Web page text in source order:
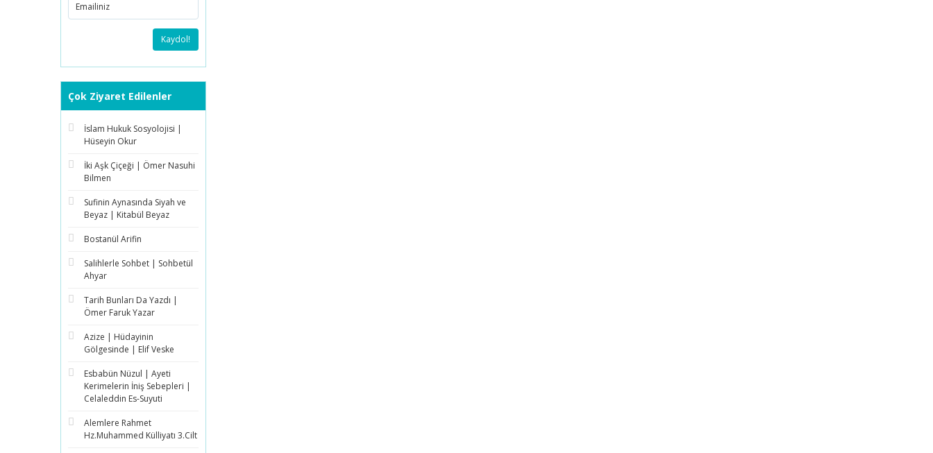
Kaydol!
Çok Ziyaret Edilenler
İslam Hukuk Sosyolojisi |
Hüseyin Okur
İki Aşk Çiçeği | Ömer Nasuhi
Bilmen
Sufinin Aynasında Siyah ve
Beyaz | Kitabül Beyaz
Bostanül Arifin
Salihlerle Sohbet | Sohbetül
Ahyar
Tarih Bunları Da Yazdı |
Ömer Faruk Yazar
Azize | Hüdayinin
Gölgesinde | Elif Veske
Esbabün Nüzul | Ayeti
Kerimelerin İniş Sebepleri |
Celaleddin Es-Suyuti
Alemlere Rahmet
Hz.Muhammed Külliyatı 3.Cilt